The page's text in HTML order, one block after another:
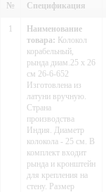
№ Спецификация
Наименование
товара: Колокол
корабельный,
рында диам.25 х 26
см 26-6-652
Изготовлена из
латуни вручную.
Страна
производства
Индия. Диаметр
колокола - 25 см. В
комплект входит
рында и кронштейн
для крепления на
стену. Размер